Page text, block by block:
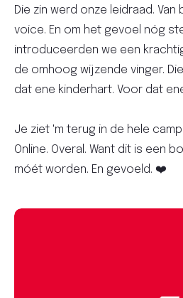
Die zin werd onze leidraad.
voice. En om het gevoel nóg
introduceerden we een
de omhoog wijzende vinger.
dat ene kinderhart. Voor dat
Je ziet 'm terug in de hele
Online. Overal. Want dit is een
móét worden. En gevoeld. ❤️